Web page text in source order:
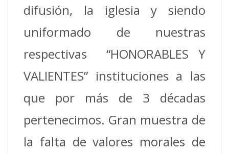
difusión, la iglesia y siendo
uniformado de nuestras
respectivas “HONORABLES Y
VALIENTES” instituciones a las
que por más de 3 décadas
pertenecimos. Gran muestra de
la falta de valores morales de